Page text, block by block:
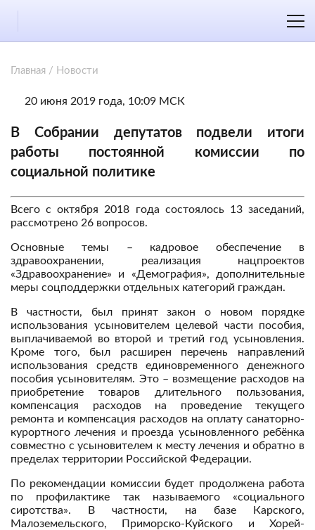
Главная / Новости
20 июня 2019 года, 10:09 МСК
В Собрании депутатов подвели итоги
работы постоянной комиссии по
социальной политике
Всего с октября 2018 года состоялось 13 заседаний,
рассмотрено 26 вопросов.
Основные темы – кадровое обеспечение в
здравоохранении, реализация нацпроектов
«Здравоохранение» и «Демография», дополнительные
меры соцподдержки отдельных категорий граждан.
В частности, был принят закон о новом порядке
использования усыновителем целевой части пособия,
выплачиваемой во второй и третий год усыновления.
Кроме того, был расширен перечень направлений
использования средств единовременного денежного
пособия усыновителям. Это – возмещение расходов на
приобретение товаров длительного пользования,
компенсация расходов на проведение текущего
ремонта и компенсация расходов на оплату санаторно-
курортного лечения и проезда усыновленного ребёнка
совместно с усыновителем к месту лечения и обратно в
пределах территории Российской Федерации.
По рекомендации комиссии будет продолжена работа
по профилактике так называемого «социального
сиротства». В частности, на базе Карского,
Малоземельского, Приморско-Куйского и Хорей-